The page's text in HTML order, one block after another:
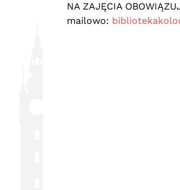
NA ZAJĘCIA
mailowo: